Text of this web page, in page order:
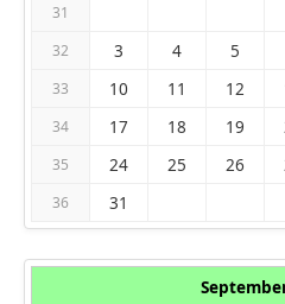
31
32 3 4 5
33 10 11 12
34 17 18 19
35 24 25 26
36 31